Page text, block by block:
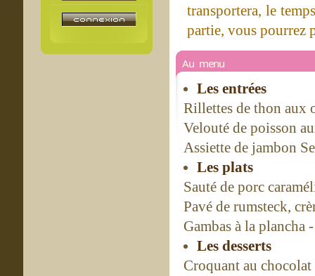
transportera, le
partie, vous pourrez
Au menu
Les entrées
Rillettes de thon aux
Velouté de poisson
Assiette de jambon
Les plats
Sauté de porc
Pavé de rumsteck,
Gambas à la plancha
Les desserts
Croquant au